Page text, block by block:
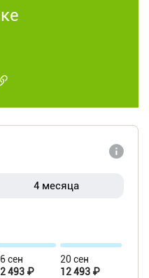
4 месяца
сен
493 ₽
20 сен
12 493 ₽